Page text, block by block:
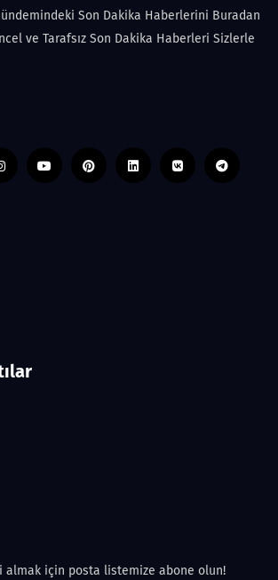
Son Dakika Haberlerini Buradan
ve Tarafsız Son Dakika Haberleri Sizlerle
almak için posta listemize abone olun!